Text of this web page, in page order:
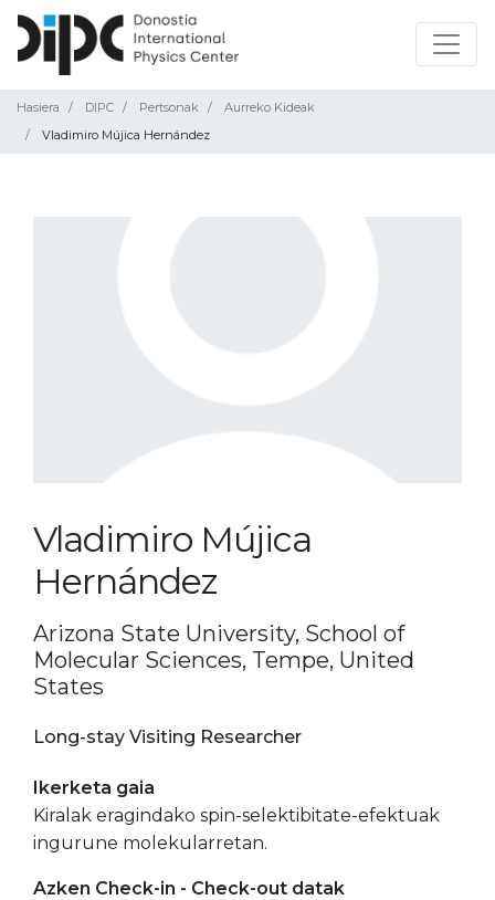
Hasiera DIPC Pertsonak
Aurreko Kideak
Vladimiro Mújica Hernández
Vladimiro Mújica
Hernández
Arizona State University, School of
Molecular Sciences, Tempe, United
States
Long-stay Visiting Researcher
Ikerketa gaia
Kiralak eragindako spin-selektibitate-efektuak
ingurune molekularretan.
Azken Check-in - Check-out datak